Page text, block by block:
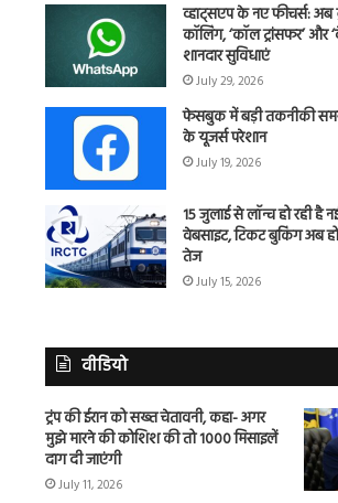
व्हाट्सएप के नए फीचर्स: अब
कॉलिंग, ‘कॉल ट्रांसफर’ और
शानदार सुविधाएं
July 29, 2026
फेसबुक में बड़ी तकनीकी
के यूजर्स परेशान
July 19, 2026
15 जुलाई से लॉन्च हो रही है
वेबसाइट, टिकट बुकिंग अब
तेज
July 15, 2026
वीडियो
ट्रंप की ईरान को सख्त चेतावनी, कहा- अगर
मुझे मारने की कोशिश की तो 1000 मिसाइलें
दाग दी जाएंगी
July 11, 2026